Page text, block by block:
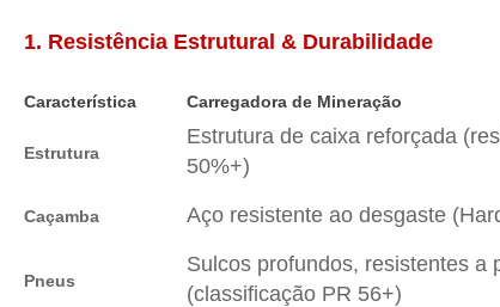
1. Resistência Estrutural & Durabilidade
Característica Carregadora de Mineração
Estrutura
Estrutura de caixa reforçada
50%+)
Caçamba Aço resistente ao desgaste
Pneus
Sulcos profundos, resistentes a
(classificação PR 56+)